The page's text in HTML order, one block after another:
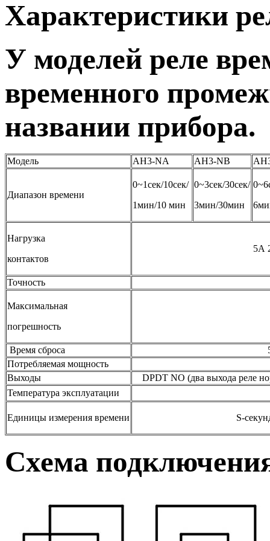
Характеристики
У моделей реле
временного
названии прибора.
Модель AH3-NA AH3-NB
Диапазон времени
0~1сек/10сек/
1мин/10 мин
0~3сек/30сек/
3мин/30мин
Нагрузка
контактов
5А 250VAC
Точность
Максимальная
погрешность
Время сброса
5 секунд
Потребляемая мощность
Выходы
DPDT NO (два выхода реле
Температура эксплуатации
Единицы измерения времени S-секунды, M-
Схема